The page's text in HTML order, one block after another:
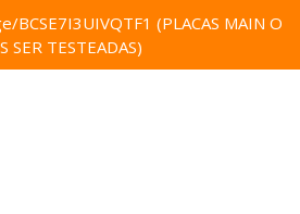
BCSE7I3UIVQTF1 (PLACAS MAIN O
SER TESTEADAS)